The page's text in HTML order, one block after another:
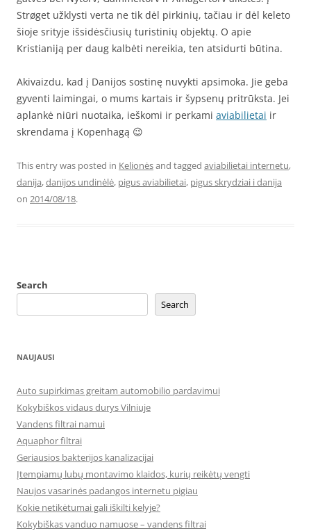
Strøget užklysti verta ne tik dėl pirkinių, tačiau ir dėl keleto
šioje srityje išsidėsčiusių turistinių objektų. O apie
Kristianiją per daug kalbėti nereikia, ten atsidurti būtina.
Akivaizdu, kad į Danijos sostinę nuvykti apsimoka. Jie geba
gyventi laimingai, o mums kartais ir šypsenų pritrūksta. Jei
aplankė niūri nuotaika, ieškomi ir perkami aviabilietai ir
skrendama į Kopenhagą 😉
This entry was posted in Kelionėsand tagged aviabilietai internetu,
danija,danijos undinėlė, pigus aviabilietai, pigus skrydziai i danija
on 2014/08/18.
Search
Search
NAUJAUSI
Auto supirkimas greitam automobilio pardavimui
Kokybiškos vidaus durys Vilniuje
Vandens filtrai namui
Aquaphor filtrai
Geriausios bakterijos kanalizacijai
Įtempiamų lubų montavimo klaidos, kurių reikėtų vengti
Naujos vasarinės padangos internetu pigiau
Kokie netikėtumai gali iškilti kelyje?
Kokybiškas vanduo namuose – vandens filtrai